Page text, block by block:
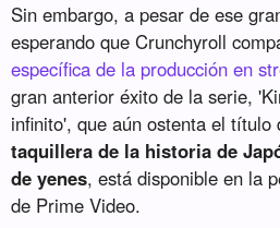
Sin embargo, a pesar de ese
esperando que Crunchyroll
específica de la producción en
gran anterior éxito de la serie,
infinito', que aún ostenta el título
taquillera de la historia de
de yenes, está disponible en la
de Prime Video.